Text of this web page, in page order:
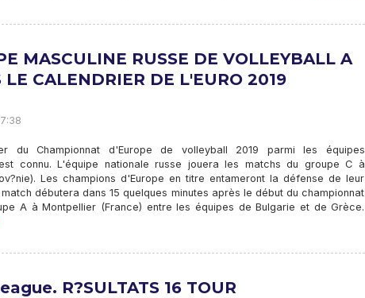
MASCULINE RUSSE DE VOLLEYBALL A
LE CALENDRIER DE L'EURO 2019
du Championnat d'Europe de volleyball 2019 parmi les équipes
connu. L'équipe nationale russe jouera les matchs du groupe C à
Les champions d'Europe en titre entameront la défense de leur
débutera dans 15 quelques minutes après le début du championnat
A à Montpellier (France) entre les équipes de Bulgarie et de Grèce.
R?SULTATS 16 TOUR